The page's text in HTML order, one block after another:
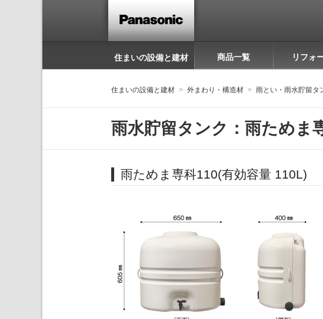
住まいの設備と建材 商品一覧 リフォ
住まいの設備と建材 外まわり・構造材 雨とい・雨水貯留タ
雨水貯留タンク：雨ためま
雨ためま専科110(有効容量 110L)